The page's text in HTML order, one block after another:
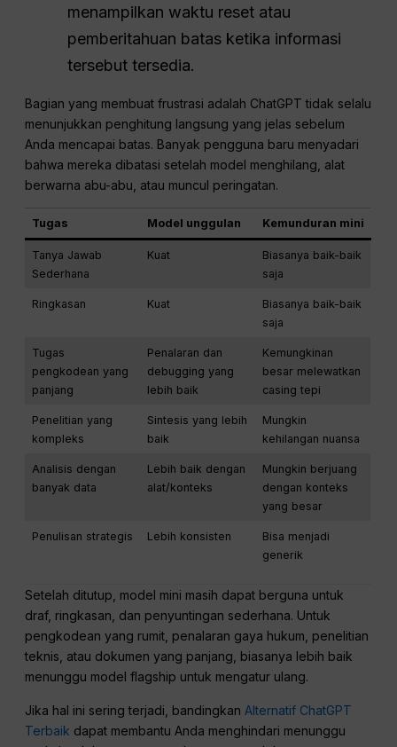
menampilkan waktu reset atau
pemberitahuan batas ketika informasi
tersebut tersedia.
Bagian yang membuat frustrasi adalah ChatGPT tidak selalu
menunjukkan penghitung langsung yang jelas sebelum
Anda mencapai batas. Banyak pengguna baru menyadari
bahwa mereka dibatasi setelah model menghilang, alat
berwarna abu-abu, atau muncul peringatan.
Tugas Model unggulan Kemunduran mini
Tanya Jawab
Sederhana
Kuat
Biasanya baik-baik
saja
Ringkasan Kuat
Biasanya baik-baik
saja
Tugas
pengkodean yang
panjang
Penalaran dan
debugging yang
lebih baik
Kemungkinan
besar melewatkan
casing tepi
Penelitian yang
kompleks
Sintesis yang lebih
baik
Mungkin
kehilangan nuansa
Analisis dengan
banyak data
Lebih baik dengan
alat/konteks
Mungkin berjuang
dengan konteks
yang besar
Penulisan strategis Lebih konsisten
Bisa menjadi
generik
Setelah ditutup, model mini masih dapat berguna untuk
draf, ringkasan, dan penyuntingan sederhana. Untuk
pengkodean yang rumit, penalaran gaya hukum, penelitian
teknis, atau dokumen yang panjang, biasanya lebih baik
menunggu model flagship untuk mengatur ulang.
Jika hal ini sering terjadi, bandingkanAlternatif ChatGPT
Terbaik dapat membantu Anda menghindari menunggu